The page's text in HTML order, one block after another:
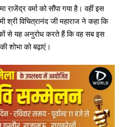
राजेंद्र वर्मा को सौंपा गया है। वहीं इस
विचित्रानंद जी महाराज ने कहा कि
से यह अनुरोध करते हैं कि वह सब इस
शोभा को बढ़ाएं।